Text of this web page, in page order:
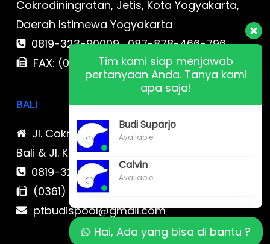
Cokrodiningratan, Jetis, Kota Yogyakarta,
Daerah Istimewa Yogyakarta
0819-323-90009 , 087-878-466-796
FAX: (021) 780 7511
BALI
Jl. Cokroaminoto No. 17 Denpasar 80116
Bali & Jl. Kerobokan No. 54, Kuta, Bali bali 2
0819-323-90009 , 087-878-466-796
(0361) 734 983
ptbudispool@gmail.com
Tim kami siap menjawab
pertanyaan Anda. Tanya kami
apa saja!
Budi Suparjo
Available
Calvin
Available
Hai, Ada yang bisa di bantu ?